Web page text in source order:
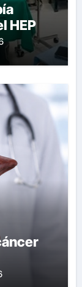
HEP